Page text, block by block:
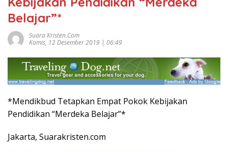
Belajar”*
Suara Kristen.com
Kamis, 12 Desember 2019 | 06:49
*Mendikbud Tetapkan Empat Pokok Kebijakan
Pendidikan “Merdeka Belajar”*
Jakarta, Suarakristen.com